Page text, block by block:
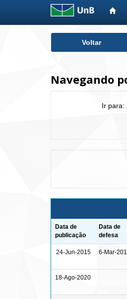
Voltar
Navegando
Ir para:
Data de
publicação
Data de
defesa
24-Jun-2015 6-Mar-
18-Ago-2020